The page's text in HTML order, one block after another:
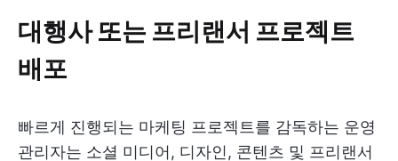
대행사 또는 프리랜서 프로젝트
배포
빠르게 진행되는 마케팅 프로젝트를 감독하는 운영
관리자는 소셜 미디어, 디자인, 콘텐츠 및 프리랜서